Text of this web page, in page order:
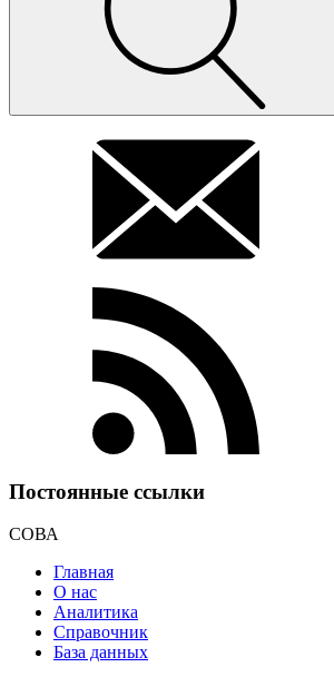
Постоянные ссылки
СОВА
Главная
О нас
Аналитика
Справочник
База данных